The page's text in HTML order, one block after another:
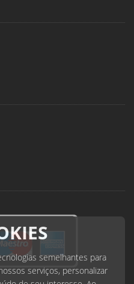
semelhantes para
serviços, personalizar